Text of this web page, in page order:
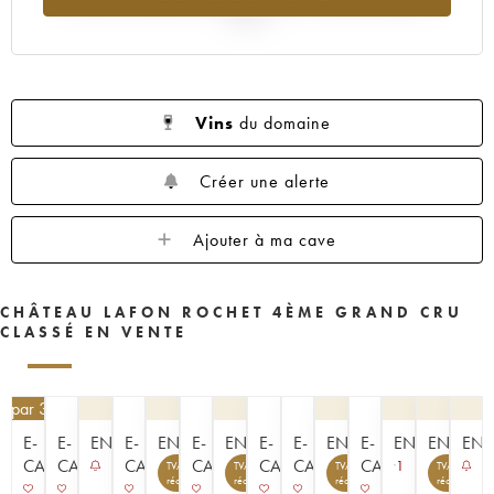
Vins du domaine
Créer une alerte
Ajouter à ma cave
CHÂTEAU LAFON ROCHET 4ÈME GRAND CRU
CLASSÉ EN VENTE
par 3 | -10%
E-
CAVISTE
E-
CAVISTE
ENCHÈRE
E-
CAVISTE
ENCHÈRE
TVA
récupérable
E-
CAVISTE
ENCHÈRE
TVA
récupérable
E-
CAVISTE
E-
CAVISTE
ENCHÈRE
TVA
récupérable
E-
CAVISTE
ENCHÈRE
1
TVA
récupérable